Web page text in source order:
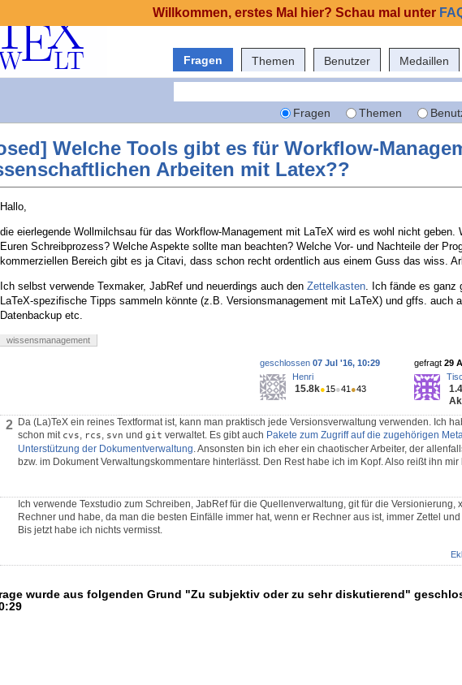
Fragen Themen Benutzer Medaillen
Fragen Themen
Welche Tools gibt es für Workflow-
Arbeiten mit Latex??
Hallo,
die eierlegende Wollmilchsau für das Workflow-Management mit LaTeX wird es wohl nicht geben.
Euren Schreibprozess? Welche Aspekte sollte man beachten? Welche Vor- und Nachteile der
kommerziellen Bereich gibt es ja Citavi, dass schon recht ordentlich aus einem Guss das wiss.
Ich selbst verwende Texmaker, JabRef und neuerdings auch den Zettelkasten. Ich fände es ganz
LaTeX-spezifische Tipps sammeln könnte (z.B. Versionsmanagement mit LaTeX) und gffs. auch
Datenbackup etc.
wissensmanagement
gefragt 29
geschlossen 07 Jul '16, 10:29
Henri
15.8k●15●41 ●43
2
Da (La)TeX ein reines Textformat ist, kann man praktisch jede Versionsverwaltung verwenden. Ich
schon mit cvs, rcs, svn und git verwaltet. Es gibt auch Pakete zum Zugriff auf die zugehörigen
Unterstützung der Dokumentverwaltung. Ansonsten bin ich eher ein chaotischer Arbeiter, der
bzw. im Dokument Verwaltungskommentare hinterlässt. Den Rest habe ich im Kopf. Also reißt ihn mir
Ich verwende Texstudio zum Schreiben, JabRef für die Quellenverwaltung, git für die Versionierung,
Rechner und habe, da man die besten Einfälle immer hat, wenn er Rechner aus ist, immer Zettel
Bis jetzt habe ich nichts vermisst.
wurde aus folgenden Grund "Zu subjektiv oder zu sehr diskutierend"
Willkommen, erstes Mal hier? Schau mal unter